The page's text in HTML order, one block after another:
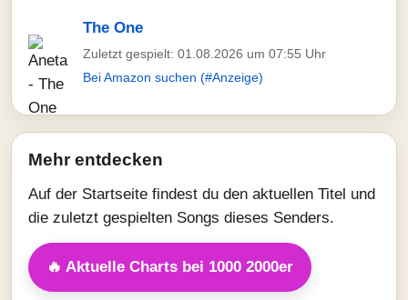
The One
Zuletzt gespielt: 01.08.2026 um 07:55 Uhr
Bei Amazon suchen (#Anzeige)
Mehr entdecken
Auf der Startseite findest du den aktuellen Titel und
die zuletzt gespielten Songs dieses Senders.
🔥 Aktuelle Charts bei 1000 2000er